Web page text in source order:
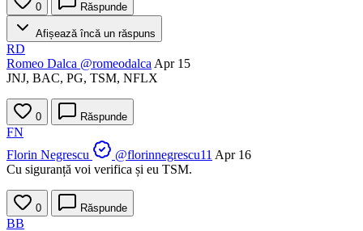
0 Răspunde
Afișează încă un răspuns
RD
Romeo Dalca @romeodalca Apr 15
JNJ, BAC, PG, TSM, NFLX
0 Răspunde
FN
Florin Negrescu
@florinnegrescu11 Apr 16
Cu siguranță voi verifica și eu TSM.
0 Răspunde
BB